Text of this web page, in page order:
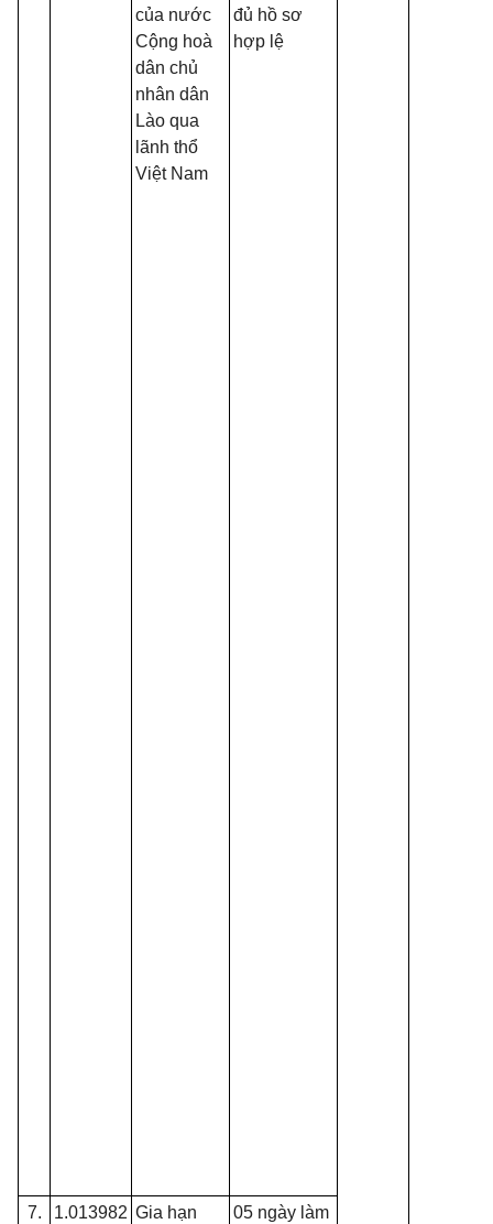
của nước
Cộng hoà
dân chủ
nhân dân
Lào qua
lãnh thổ
Việt Nam
đủ hồ sơ
hợp lệ
7. 1.013982 Gia hạn
05 ngày làm